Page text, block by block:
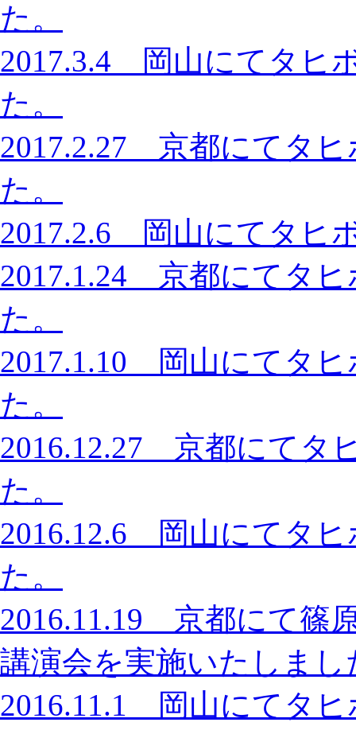
た。
2017.3.4 岡山にてタヒ
た。
2017.2.27 京都にてタ
た。
2017.2.6 岡山にてタヒ
2017.1.24 京都にてタ
た。
2017.1.10 岡山にてタ
た。
2016.12.27 京都にてタ
た。
2016.12.6 岡山にてタ
た。
2016.11.19 京都にて篠
講演会を実施いたしまし
2016.11.1 岡山にてタ